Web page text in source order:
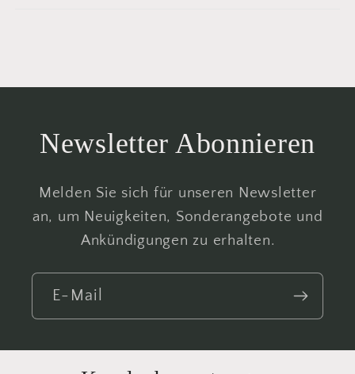
Newsletter Abonnieren
Melden Sie sich für unseren Newsletter
an, um Neuigkeiten, Sonderangebote und
Ankündigungen zu erhalten.
E-Mail